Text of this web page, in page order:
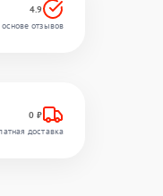
4.9
отзывов
0 ₽
доставка